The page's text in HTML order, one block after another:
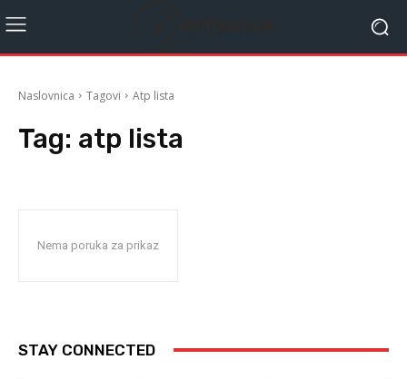
Naslovnica Tagovi Atp lista
Tag: atp lista
Nema poruka za prikaz
STAY CONNECTED